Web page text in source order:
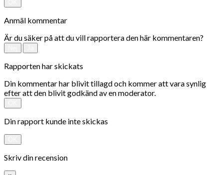
Anmäl kommentar
Är du säker på att du vill rapportera den här kommentaren?
Rapporten har skickats
Din kommentar har blivit tillagd och kommer att vara synlig
efter att den blivit godkänd av en moderator.
Din rapport kunde inte skickas
Skriv din recension